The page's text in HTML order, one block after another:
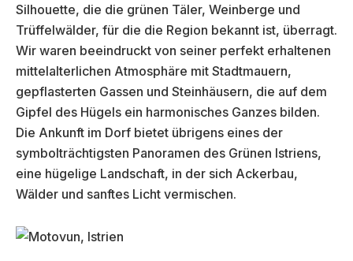
Silhouette, die die grünen Täler, Weinberge und
Trüffelwälder, für die die Region bekannt ist, überragt.
Wir waren beeindruckt von seiner perfekt erhaltenen
mittelalterlichen Atmosphäre mit Stadtmauern,
gepflasterten Gassen und Steinhäusern, die auf dem
Gipfel des Hügels ein harmonisches Ganzes bilden.
Die Ankunft im Dorf bietet übrigens eines der
symbolträchtigsten Panoramen des Grünen Istriens,
eine hügelige Landschaft, in der sich Ackerbau,
Wälder und sanftes Licht vermischen.